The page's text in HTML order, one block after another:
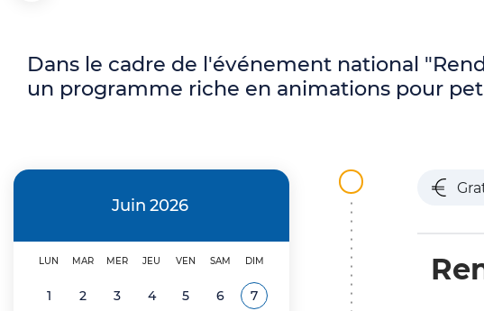
i
n
i
d
A
i
Dans le cadre de l'événement national
un programme riche en animations pour
Juin 2026
LUN MAR MER JEU VEN SAM DIM
1 2 3 4 5 6 Voir tous les événements de
7Juin 2026